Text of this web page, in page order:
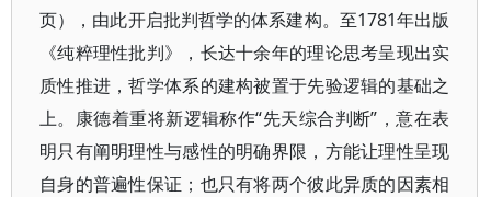
页），由此开启批判哲学的体系建构。至1781年出版
《纯粹理性批判》，长达十余年的理论思考呈现出实
质性推进，哲学体系的建构被置于先验逻辑的基础之
上。康德着重将新逻辑称作“先天综合判断”，意在表
明只有阐明理性与感性的明确界限，方能让理性呈现
自身的普遍性保证；也只有将两个彼此异质的因素相